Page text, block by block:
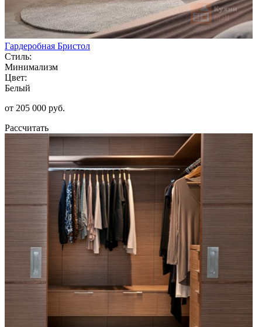
Гардеробная Бристол
Стиль:
Минимализм
Цвет:
Белый
от 205 000 руб.
Рассчитать